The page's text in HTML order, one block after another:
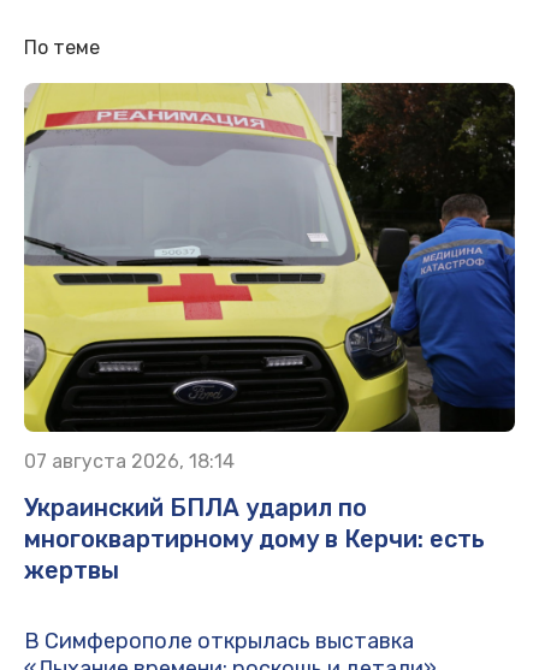
По теме
07 августа 2026, 18:14
Украинский БПЛА ударил по
многоквартирному дому в Керчи: есть
жертвы
В Симферополе открылась выставка